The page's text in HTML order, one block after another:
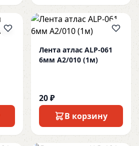
Лента атлас ALP-061
6мм A2/010 (1м)
20 ₽
В корзину